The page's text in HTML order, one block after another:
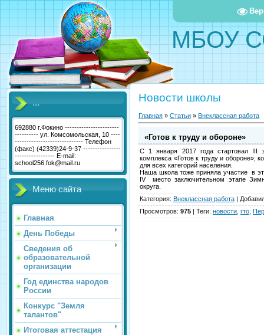
МБОУ
...
692880 г.Фокино -----------------------
---------- ул. Комсомольская, 10 ----
----------------------------- Телефон
(факс) (42339)24-9-37 ----------------
----------------- E-mail:
school256.fok@mail.ru
Меню сайта
Главная
День Победы
Сведения об
образовательной
организации
Год единства народов
России
Конкурс "Земля
талантов"
Итоговая аттестация
Новости школы
Главная » Статьи » Внеклассная работа
«Готов к труду и обороне»
С 1 января 2017 года стартовал III
комплекса «Готов к труду и обороне»,
для всех категорий населения.
Наша школа тоже приняла участие в
IV место заключительном этапе
округа.
Категория: Внеклассная работа |
Просмотров: 975 | Теги: новости гто